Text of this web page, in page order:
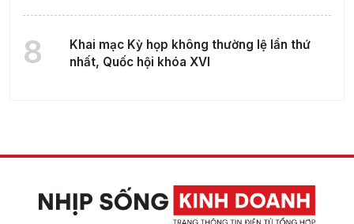
8
Khai mạc Kỳ họp không thường lệ lần thứ
nhất, Quốc hội khóa XVI